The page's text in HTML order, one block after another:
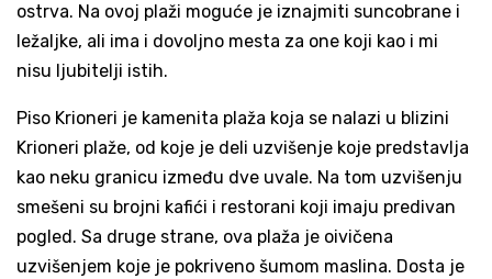
ostrva. Na ovoj plaži moguće je iznajmiti suncobrane i
ležaljke, ali ima i dovoljno mesta za one koji kao i mi
nisu ljubitelji istih.
Piso Krioneri je kamenita plaža koja se nalazi u blizini
Krioneri plaže, od koje je deli uzvišenje koje predstavlja
kao neku granicu između dve uvale. Na tom uzvišenju
smešeni su brojni kafići i restorani koji imaju predivan
pogled. Sa druge strane, ova plaža je oivičena
uzvišenjem koje je pokriveno šumom maslina. Dosta je